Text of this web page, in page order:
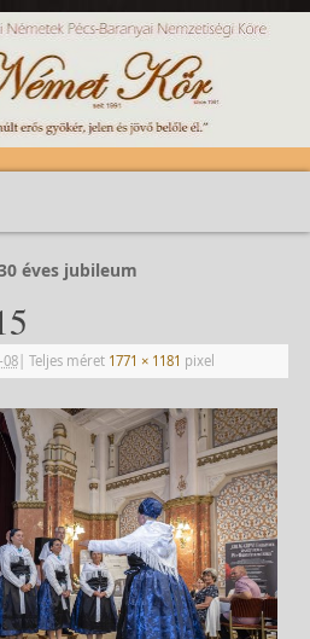
éves jubileum
08| Teljes méret 1771 × 1181 pixel